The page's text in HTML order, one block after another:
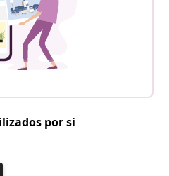
por si